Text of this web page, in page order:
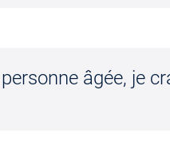
âgée, je